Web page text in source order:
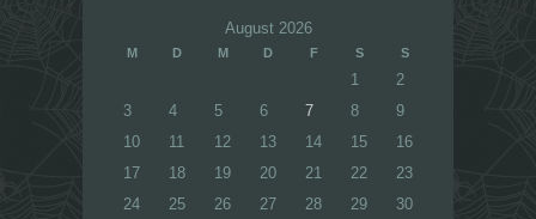
August 2026
M D M D F S S
1
2
3
4 5 6 7 8
9
10
11 12 13 14 15
16
17
18 19 20 21 22
23
24
25 26 27 28 29
30